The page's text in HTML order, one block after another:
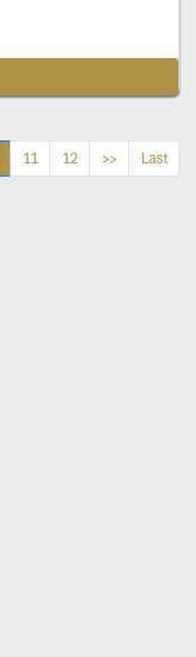
11 12 >> Last